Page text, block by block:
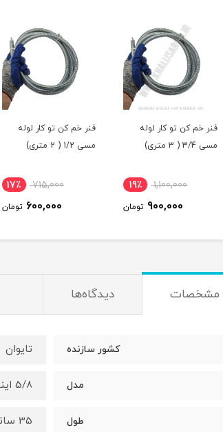
فنر خم کن تو کار لوله
مسی 3/4 ( 3 متری)
1,100,000 19٪
900,000 تومان
فنر خم کن تو کار لوله
مسی 1/2 ( 2 متری)
715,000 17٪
600,000 تومان
مشخصات دیدگاه‌ها
کشور سازنده تایوان
مدل 5/8 اینچ رو کار
طول 35 سانت